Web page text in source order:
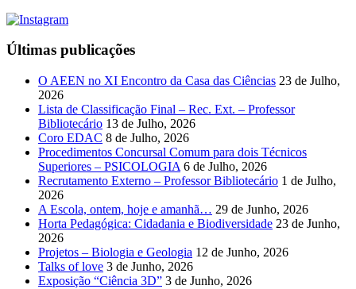
Últimas publicações
O AEEN no XI Encontro da Casa das Ciências 23 de Julho,
2026
Lista de Classificação Final – Rec. Ext. – Professor
Bibliotecário 13 de Julho, 2026
Coro EDAC 8 de Julho, 2026
Procedimentos Concursal Comum para dois Técnicos
Superiores – PSICOLOGIA 6 de Julho, 2026
Recrutamento Externo – Professor Bibliotecário 1 de Julho,
2026
A Escola, ontem, hoje e amanhã… 29 de Junho, 2026
Horta Pedagógica: Cidadania e Biodiversidade 23 de Junho,
2026
Projetos – Biologia e Geologia 12 de Junho, 2026
Talks of love 3 de Junho, 2026
Exposição “Ciência 3D” 3 de Junho, 2026